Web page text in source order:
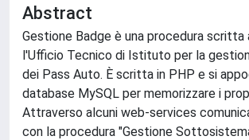
Abstract
Gestione Badge è una procedura scritta
l'Ufficio Tecnico di Istituto per la
dei Pass Auto. È scritta in PHP e si
database MySQL per memorizzare i
Attraverso alcuni web-services
con la procedura "Gestione